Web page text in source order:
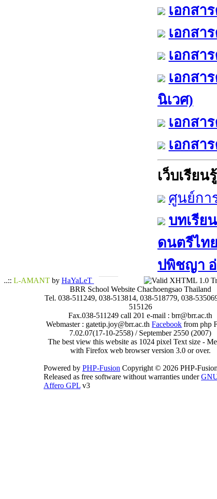
เอกสา
เอกสา
เอกสา
เอกสา
นิเวศ)
เอกสา
เอกสา
เว็บเรียนรู้
ศูนย์กา
บทเรีย
ดนตรีไท
ปพิชญา​ อ่
..:: L-AMANT by HaYaLeT
BRR School Website Chachoengsao Thailand
Tel. 038-511249, 038-513814, 038-518779, 038-
515126
Fax.038-511249 call 201 e-mail : brr@brr.ac.th
Webmaster : gatetip.joy@brr.ac.thFacebook from php
7.02.07(17-10-2558) / September 2550 (2007)
The best view this website as 1024 pixel Text size -
with Firefox web browser version 3.0 or over.
Powered by PHP-Fusion Copyright © 2026 PHP-
Released as free software without warranties under
Affero GPL v3